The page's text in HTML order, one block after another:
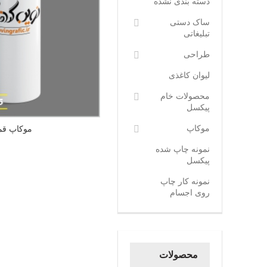
موکاپ
ساک دستی
تبلیغاتی
طراحی
لیوان کاغذی
محصولات خام
پیکسل
موکاپ
نمونه چاپ شده
پیکسل
نمونه کار چاپ
روی اجسام
محصولات